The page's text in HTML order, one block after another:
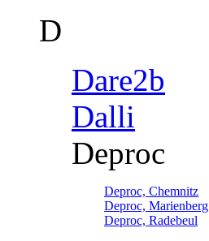
D
Dare2b
Dalli
Deproc
Deproc, Chemnitz
Deproc, Marienberg
Deproc, Radebeul